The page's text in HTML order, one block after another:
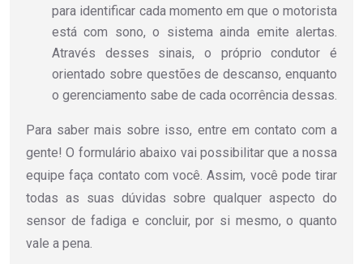
para identificar cada momento em que o motorista
está com sono, o sistema ainda emite alertas.
Através desses sinais, o próprio condutor é
orientado sobre questões de descanso, enquanto
o gerenciamento sabe de cada ocorrência dessas.
Para saber mais sobre isso, entre em contato com a
gente! O formulário abaixo vai possibilitar que a nossa
equipe faça contato com você. Assim, você pode tirar
todas as suas dúvidas sobre qualquer aspecto do
sensor de fadiga e concluir, por si mesmo, o quanto
vale a pena.